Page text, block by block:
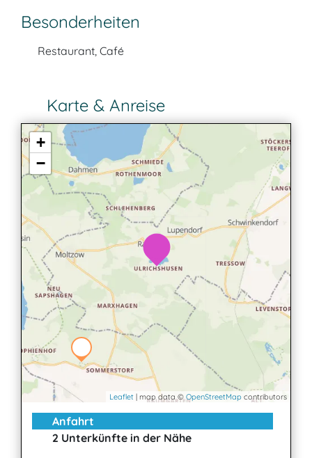
Besonderheiten
Restaurant, Café
Karte & Anreise
+
−
Leaflet | map data ©OpenStreetMap contributors
Anfahrt
2 Unterkünfte in der Nähe